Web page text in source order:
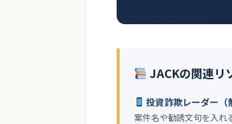
JACKの関連リ
投資詐欺レーダー（
案件名や勧誘文句を入れ